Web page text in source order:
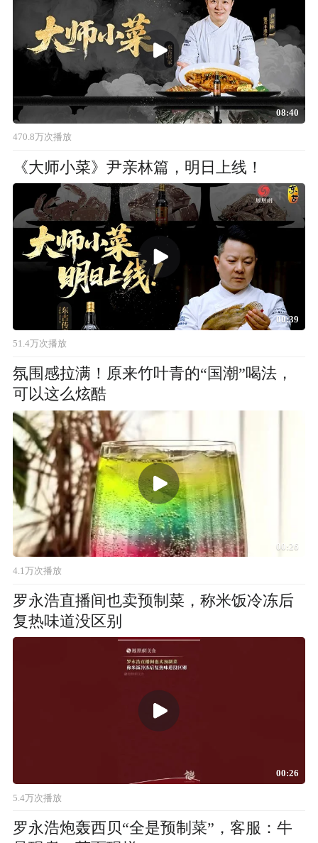
08:40
470.8万次播放
《大师小菜》尹亲林篇，明日上线！
00:39
51.4万次播放
氛围感拉满！原来竹叶青的“国潮”喝法，
可以这么炫酷
00:26
4.1万次播放
罗永浩直播间也卖预制菜，称米饭冷冻后
复热味道没区别
00:26
5.4万次播放
罗永浩炮轰西贝“全是预制菜”，客服：牛